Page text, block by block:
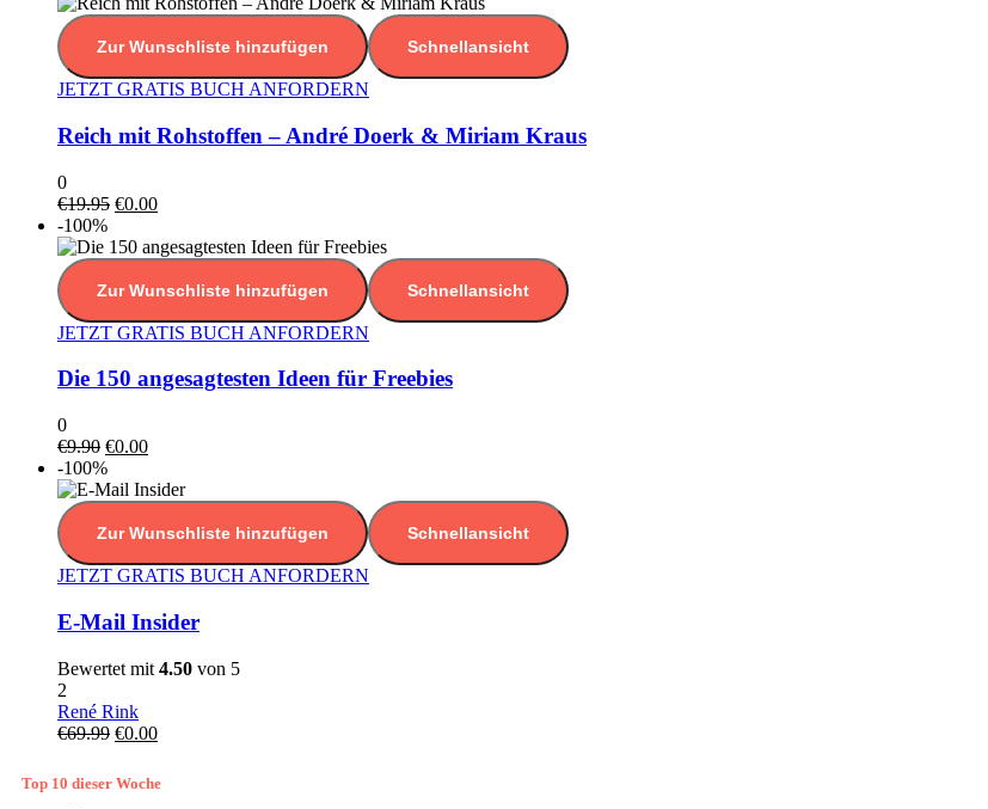
Zur Wunschliste hinzufügen Schnellansicht
JETZT GRATIS BUCH ANFORDERN
Reich mit Rohstoffen – André Doerk & Miriam Kraus
0
€19.95 €0.00
-100%
Zur Wunschliste hinzufügen Schnellansicht
JETZT GRATIS BUCH ANFORDERN
Die 150 angesagtesten Ideen für Freebies
0
€9.90 €0.00
-100%
Zur Wunschliste hinzufügen Schnellansicht
JETZT GRATIS BUCH ANFORDERN
E-Mail Insider
Bewertet mit 4.50 von 5
2
René Rink
€69.99 €0.00
Top 10 dieser Woche